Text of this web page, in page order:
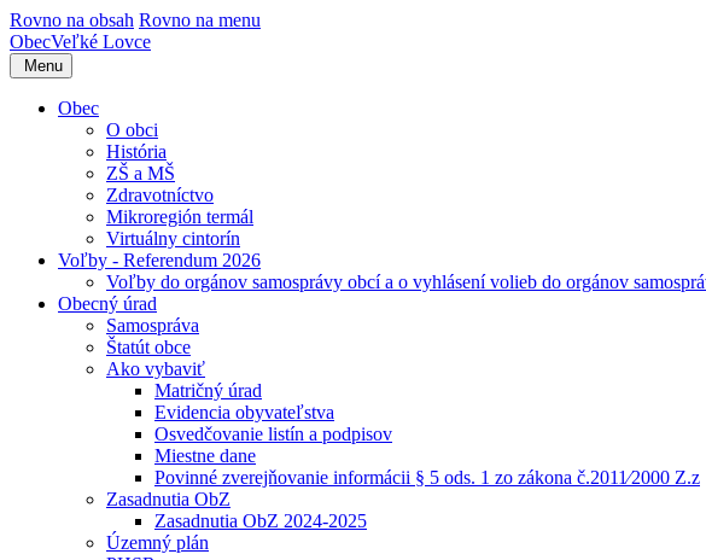
Rovno na obsah Rovno na menu
ObecVeľké Lovce
Menu
Obec
O obci
História
ZŠ a MŠ
Zdravotníctvo
Mikroregión termál
Virtuálny cintorín
Voľby - Referendum 2026
Voľby do orgánov samosprávy obcí a o vyhlásení volieb do orgánov
Obecný úrad
Samospráva
Štatút obce
Ako vybaviť
Matričný úrad
Evidencia obyvateľstva
Osvedčovanie listín a podpisov
Miestne dane
Povinné zverejňovanie informácii § 5 ods. 1 zo zákona č.2011⁄2000 Z.z
Zasadnutia ObZ
Zasadnutia ObZ 2024-2025
Územný plán